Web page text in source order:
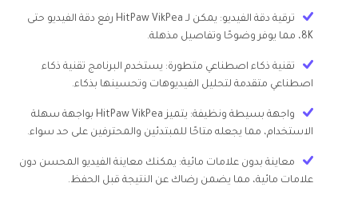
ترقية دقة الفيديو: يمكن لـ HitPaw VikPea رفع دقة الفيديو حتى
8K، مما يوفر وضوحًا وتفاصيل مذهلة.
تقنية ذكاء اصطناعي متطورة: يستخدم البرنامج تقنية ذكاء
اصطناعي متقدمة لتحليل الفيديوهات وتحسينها بذكاء.
واجهة بسيطة ونظيفة: يتميز HitPaw VikPea بواجهة سهلة
الاستخدام، مما يجعله متاحًا للمبتدئين والمحترفين على حد سواء.
معاينة بدون علامات مائية: يمكنك معاينة الفيديو المحسن دون
علامات مائية، مما يضمن رضاك عن النتيجة قبل الحفظ.